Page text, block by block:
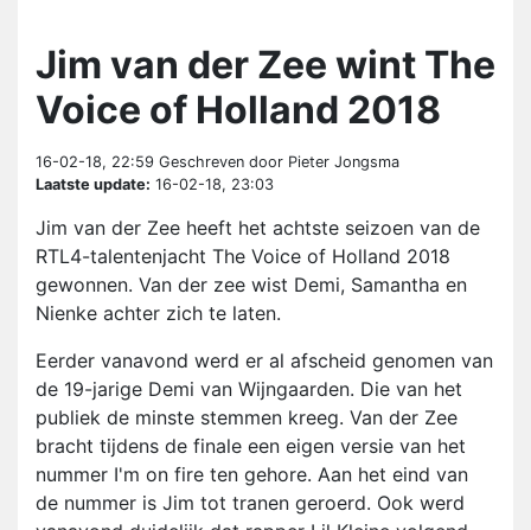
Jim van der Zee wint The
Voice of Holland 2018
16-02-18, 22:59 Geschreven door Pieter Jongsma
Laatste update: 16-02-18, 23:03
Jim van der Zee heeft het achtste seizoen van de
RTL4-talentenjacht The Voice of Holland 2018
gewonnen. Van der zee wist Demi, Samantha en
Nienke achter zich te laten.
Eerder vanavond werd er al afscheid genomen van
de 19-jarige Demi van Wijngaarden. Die van het
publiek de minste stemmen kreeg. Van der Zee
bracht tijdens de finale een eigen versie van het
nummer I'm on fire ten gehore. Aan het eind van
de nummer is Jim tot tranen geroerd. Ook werd